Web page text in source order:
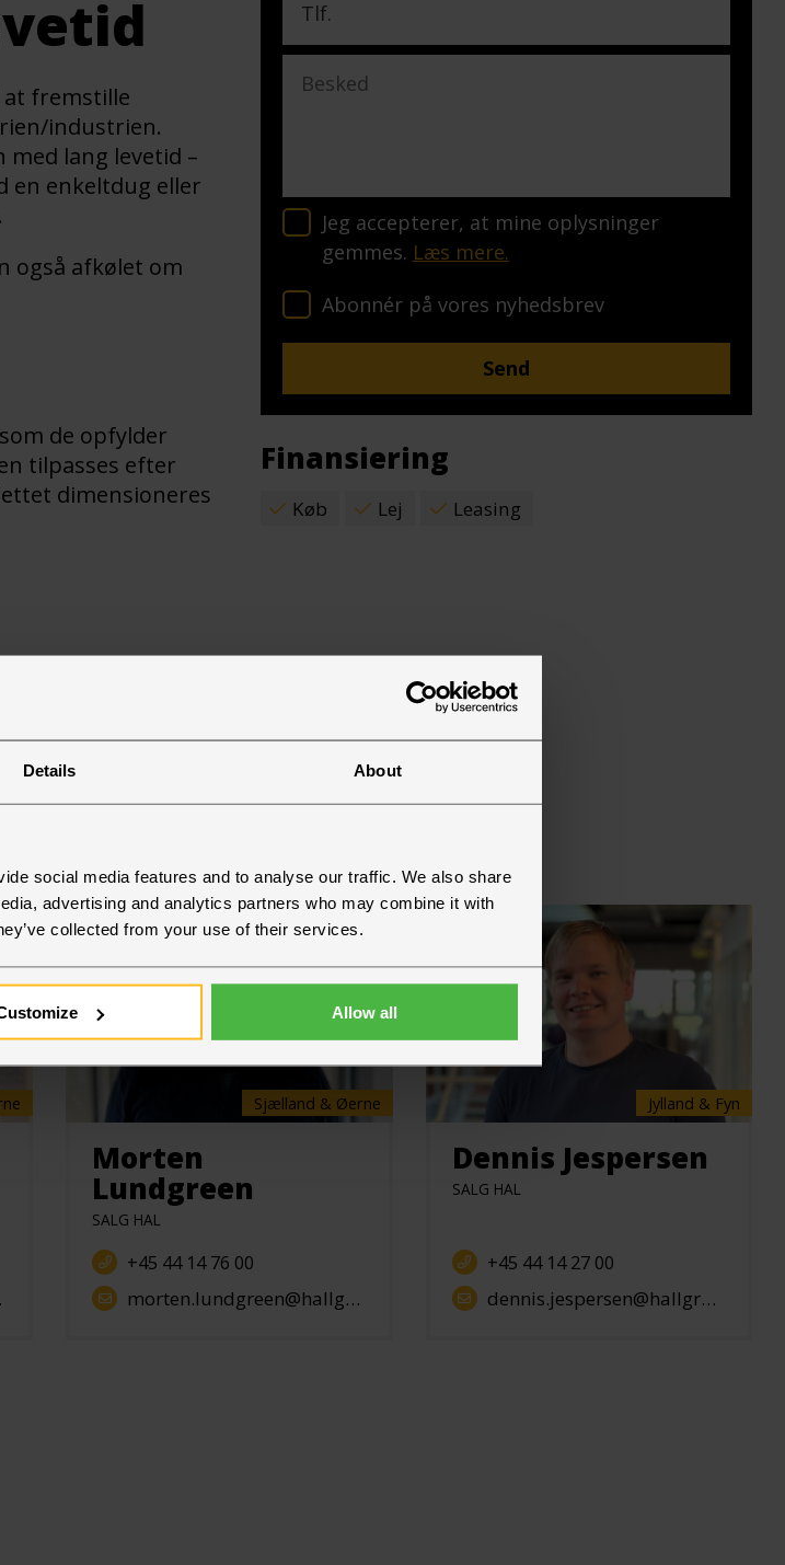
Details About
social media features and to analyse our traffic. We also share
advertising and analytics partners who may combine it with
collected from your use of their services.
Allow all
fremstille
industrien.
lang levetid –
en enkeltdug eller
også afkølet om
de opfylder
tilpasses efter
dimensioneres
Jeg accepterer, at mine oplysninger
gemmes. Læs mere.
Abonnér på vores nyhedsbrev
Finansiering
Køb Lej Leasing
Sjælland & Øerne
Morten
Lundgreen
SALG HAL
+45 44 14 76 00
morten.lundgreen@hallgruppen.dk
Jylland & Fyn
Dennis Jespersen
SALG HAL
+45 44 14 27 00
dennis.jespersen@hallgruppen.dk